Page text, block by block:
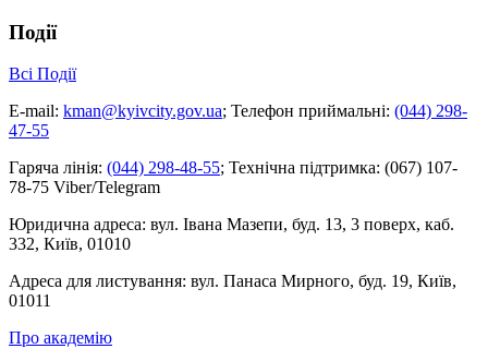
Події
Всі Події
E-mail: kman@kyivcity.gov.ua; Телефон приймальні: (044) 298-
47-55
Гаряча лінія: (044) 298-48-55; Технічна підтримка: (067) 107-
78-75 Viber/Telegram
Юридична адреса: вул. Івана Мазепи, буд. 13, 3 поверх, каб.
332, Київ, 01010
Адреса для листування: вул. Панаса Мирного, буд. 19, Київ,
01011
Про академію